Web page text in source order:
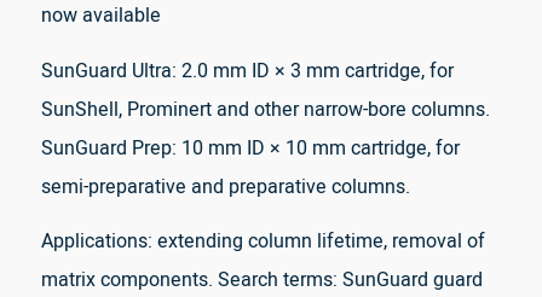
now available
SunGuard Ultra: 2.0 mm ID × 3 mm cartridge, for
SunShell, Prominert and other narrow-bore columns.
SunGuard Prep: 10 mm ID × 10 mm cartridge, for
semi-preparative and preparative columns.
Applications: extending column lifetime, removal of
matrix components. Search terms: SunGuard guard